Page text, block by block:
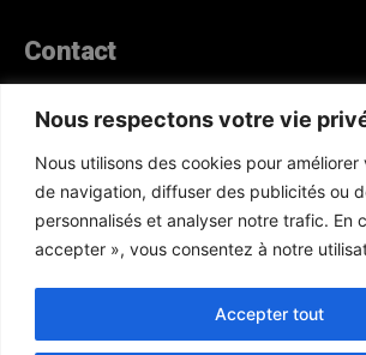
Nous respectons votre vie
Nous utilisons des cookies pour
de navigation, diffuser des publicités ou
personnalisés et analyser notre trafic. En
accepter », vous consentez à notre
Accepter tout
Contact
Téléphone :(+221) 70 330 86 87‬
WhatsApp : (+33) 6 52 17 85 46
E-mail : redaction@atlanticactu.com
E-mail : commercial@atlanticactu.com
Nous écrire Qui sommes-nous ?